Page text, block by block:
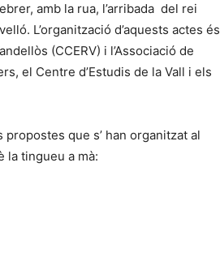
amb la rua, l’arribada del rei
L’organització d’aquests actes és
(CCERV) i l’Associació de
el Centre d’Estudis de la Vall i els
que s’ han organitzat al
la tingueu a mà: